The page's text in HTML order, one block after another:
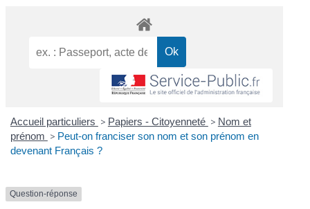
Accueil particuliers > Papiers - Citoyenneté > Nom et
prénom > Peut-on franciser son nom et son prénom en
devenant Français ?
Question-réponse